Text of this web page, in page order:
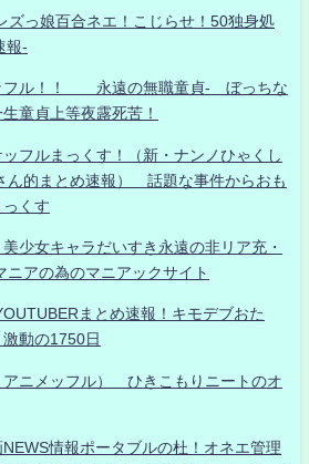
ズっ娘百合ネエ！こじらせ！50独身処
報-
フル！！ 永遠の無職童貞- ぼっちな
童貞上等夜露死苦！
フルまっくす！（新・ナンノひゃくし
ん的まとめ速報） 話題な事件からおも
っくす
少女キャラだいすき永遠の非リア充・
アの為のマニアックサイト
まとめ速報！キモデブおた
動の1750日
アニメッフル） ひきこもりニートのオ
情報ポータブルの杜！オネエ管理